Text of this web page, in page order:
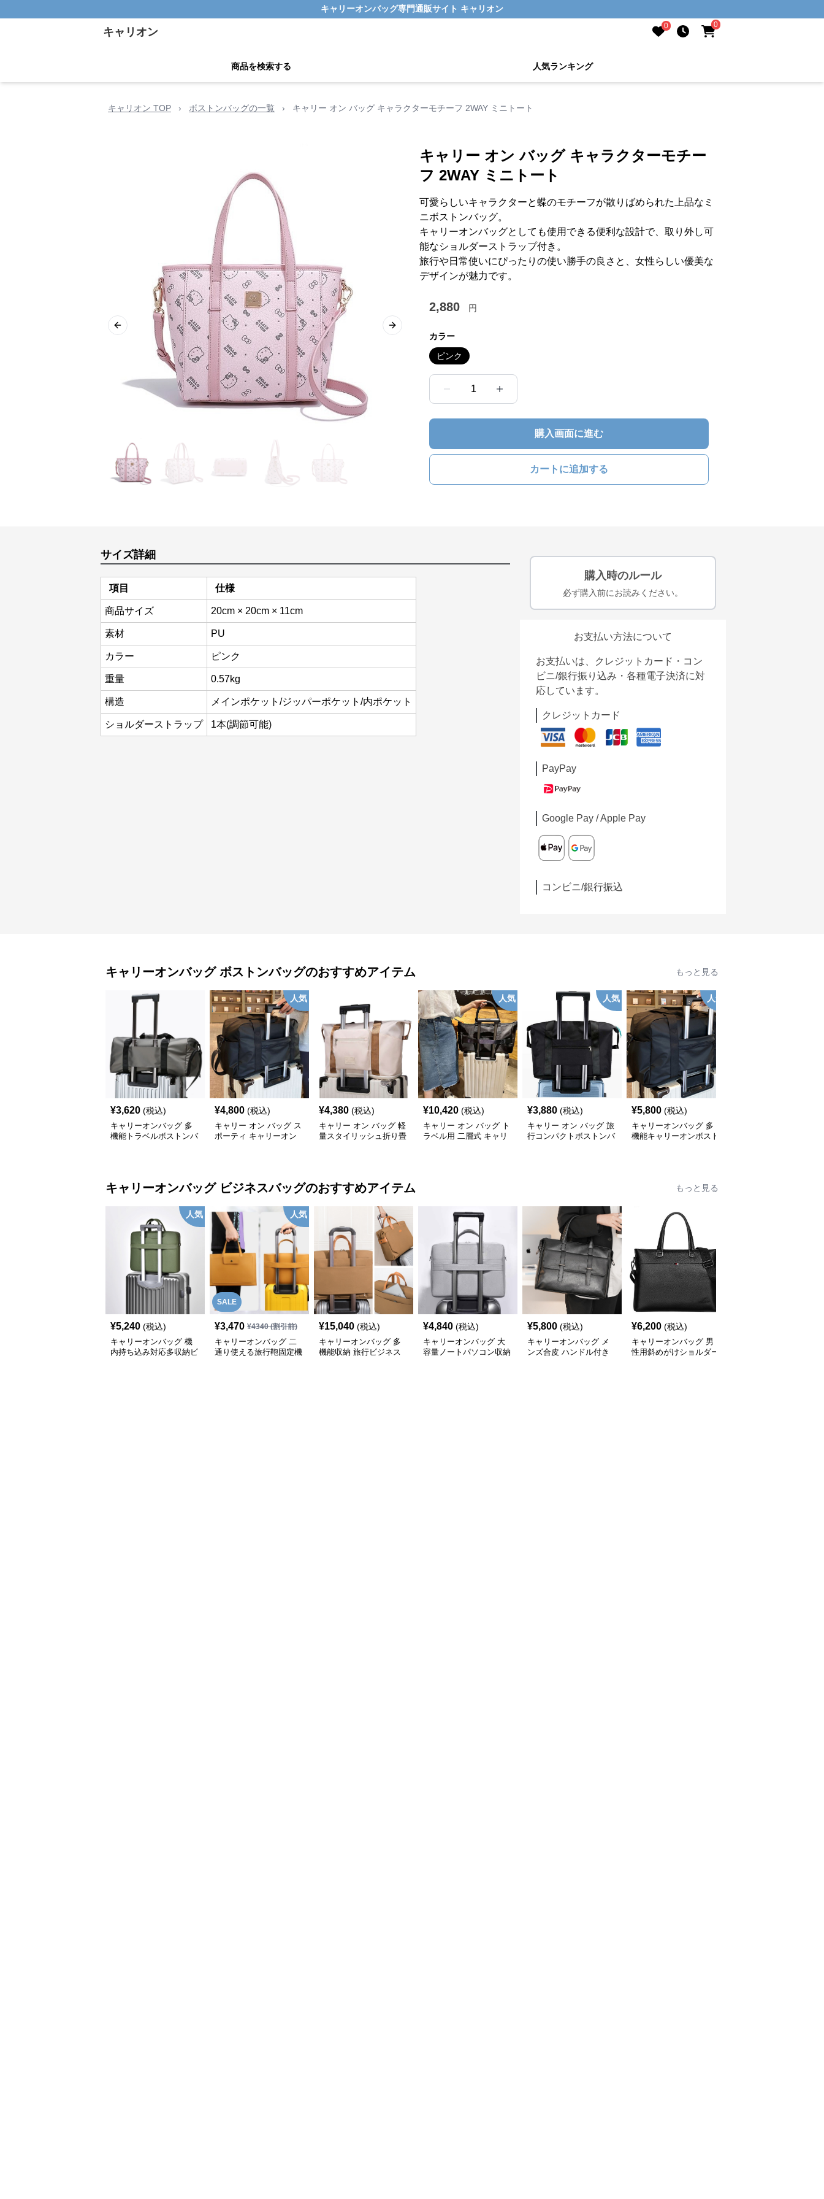
キャリーオンバッグ専門通販サイト キャリオン
キャリオン 0 0
商品を検索する 人気ランキング
キャリオン TOP › ボストンバッグの一覧 › キャリー オン バッグ キャラクターモチーフ 2WAY ミニトート
Previous slide Next slide
キャリー オン バッグ キャラクターモチー
フ 2WAY ミニトート
可愛らしいキャラクターと蝶のモチーフが散りばめられた上品なミ
ニボストンバッグ。
キャリーオンバッグとしても使用できる便利な設計で、取り外し可
能なショルダーストラップ付き。
旅行や日常使いにぴったりの使い勝手の良さと、女性らしい優美な
デザインが魅力です。
2,880 円
カラー
ピンク
1
購入画面に進む
カートに追加する
サイズ詳細
項目 仕様
商品サイズ 20cm × 20cm × 11cm
素材 PU
カラー ピンク
重量 0.57kg
構造 メインポケット/ジッパーポケット/内ポケット
ショルダーストラップ 1本(調節可能)
購入時のルール
必ず購入前にお読みください。
お支払い方法について
お支払いは、クレジットカード・コン
ビニ/銀行振り込み・各種電子決済に対
応しています。
クレジットカード
PayPay
Google Pay / Apple Pay
コンビニ/銀行振込
キャリーオンバッグ ボストンバッグのおすすめアイテム もっと見る
¥3,620 (税込)
キャリーオンバッグ 多
機能トラベルボストンバ
人気
¥4,800 (税込)
キャリー オン バッグ ス
ポーティ キャリーオン
¥4,380 (税込)
キャリー オン バッグ 軽
量スタイリッシュ折り畳
人気
¥10,420 (税込)
キャリー オン バッグ ト
ラベル用 二層式 キャリ
人気
¥3,880 (税込)
キャリー オン バッグ 旅
行コンパクトボストンバ
人気
¥5,800 (税込)
キャリーオンバッグ 多
機能キャリーオンボスト
キャリーオンバッグ ビジネスバッグのおすすめアイテム もっと見る
人気
¥5,240 (税込)
キャリーオンバッグ 機
内持ち込み対応多収納ビ
SALE
人気
¥3,470 ¥4340(割引前)
キャリーオンバッグ 二
通り使える旅行鞄固定機
¥15,040 (税込)
キャリーオンバッグ 多
機能収納 旅行ビジネス
¥4,840 (税込)
キャリーオンバッグ 大
容量ノートパソコン収納
¥5,800 (税込)
キャリーオンバッグ メ
ンズ合皮 ハンドル付き
¥6,200 (税込)
キャリーオンバッグ 男
性用斜めがけショルダー